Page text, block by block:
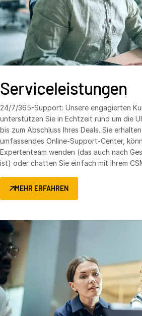
Serviceleistungen
24/7/365-Support: Unsere engagierten
unterstützen Sie in Echtzeit rund um die
bis zum Abschluss Ihres Deals. Sie
umfassendes Online-Support-Center,
Expertenteam wenden (das auch nach
ist) oder chatten Sie einfach mit Ihrem
MEHR ERFAHREN